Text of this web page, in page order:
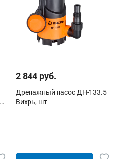
2 844 руб.
Дренажный насос ДН-133.5
Вихрь, шт